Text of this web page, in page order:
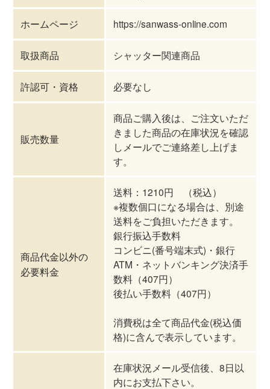
ホームページ https://sanwass-online.com
取扱商品 シャッター関連商品
許認可・資格 必要なし
販売数量
商品ご購入後は、ご注文いただ
きました商品の在庫状況を確認
しメールでご連絡差し上げま
す。
商品代金以外の
必要料金
送料：1210円 （税込）
※複数個口になる場合は、別途
送料をご負担いただきます。
銀行振込手数料
コンビニ(番号端末式)・銀行
ATM・ネットバンキング決済手
数料（407円）
後払い手数料（407円）
消費税は全て商品代金(税込価
格)に含んで表示しています。
在庫状況メール受信後、8日以
内にお支払下さい。